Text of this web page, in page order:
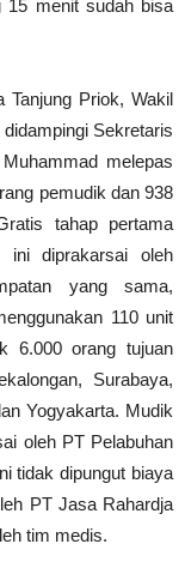
15 menit sudah bisa
Tanjung Priok, Wakil
Sekretaris
melepas
pemudik dan 938
tahap pertama
ini diprakarsai oleh
yang sama,
110 unit
6.000 orang tujuan
Surabaya,
Yogyakarta. Mudik
oleh PT Pelabuhan
tidak dipungut biaya
PT Jasa Rahardja
tim medis.